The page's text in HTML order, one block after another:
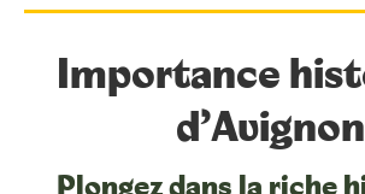
Importance
d’Avignon
Plongez dans la riche